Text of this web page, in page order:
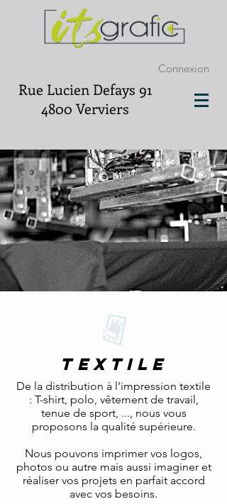
Rue Lucien Defays 91
4800 Verviers
Connexion
TEXTILE
De la distribution à l'impression textile
: T-shirt, polo, vêtement de travail,
tenue de sport, ..., nous vous
proposons la qualité supérieure.
Nous pouvons imprimer vos logos,
photos ou autre mais aussi imaginer et
réaliser vos projets en parfait accord
avec vos besoins.